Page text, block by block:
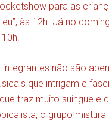
para as
às 12h. Já no
não são
que intrigam e
traz muito suingue e
o grupo